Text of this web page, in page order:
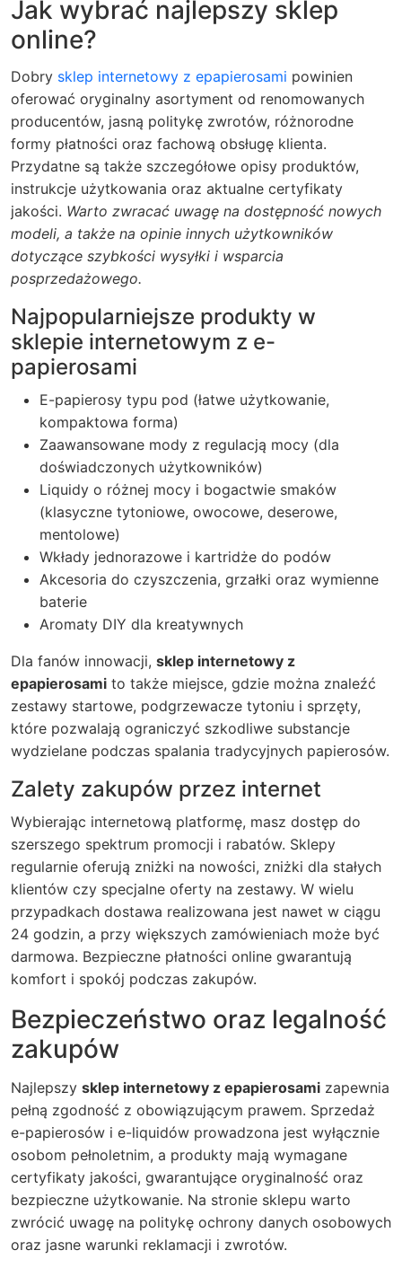
Jak wybrać najlepszy sklep
online?
Dobry sklep internetowy z epapierosami powinien
oferować oryginalny asortyment od renomowanych
producentów, jasną politykę zwrotów, różnorodne
formy płatności oraz fachową obsługę klienta.
Przydatne są także szczegółowe opisy produktów,
instrukcje użytkowania oraz aktualne certyfikaty
jakości. Warto zwracać uwagę na dostępność nowych
modeli, a także na opinie innych użytkowników
dotyczące szybkości wysyłki i wsparcia
posprzedażowego.
Najpopularniejsze produkty w
sklepie internetowym z e-
papierosami
E-papierosy typu pod (łatwe użytkowanie,
kompaktowa forma)
Zaawansowane mody z regulacją mocy (dla
doświadczonych użytkowników)
Liquidy o różnej mocy i bogactwie smaków
(klasyczne tytoniowe, owocowe, deserowe,
mentolowe)
Wkłady jednorazowe i kartridże do podów
Akcesoria do czyszczenia, grzałki oraz wymienne
baterie
Aromaty DIY dla kreatywnych
Dla fanów innowacji, sklep internetowy z
epapierosami to także miejsce, gdzie można znaleźć
zestawy startowe, podgrzewacze tytoniu i sprzęty,
które pozwalają ograniczyć szkodliwe substancje
wydzielane podczas spalania tradycyjnych papierosów.
Zalety zakupów przez internet
Wybierając internetową platformę, masz dostęp do
szerszego spektrum promocji i rabatów. Sklepy
regularnie oferują zniżki na nowości, zniżki dla stałych
klientów czy specjalne oferty na zestawy. W wielu
przypadkach dostawa realizowana jest nawet w ciągu
24 godzin, a przy większych zamówieniach może być
darmowa. Bezpieczne płatności online gwarantują
komfort i spokój podczas zakupów.
Bezpieczeństwo oraz legalność
zakupów
Najlepszy sklep internetowy z epapierosami zapewnia
pełną zgodność z obowiązującym prawem. Sprzedaż
e-papierosów i e-liquidów prowadzona jest wyłącznie
osobom pełnoletnim, a produkty mają wymagane
certyfikaty jakości, gwarantujące oryginalność oraz
bezpieczne użytkowanie. Na stronie sklepu warto
zwrócić uwagę na politykę ochrony danych osobowych
oraz jasne warunki reklamacji i zwrotów.